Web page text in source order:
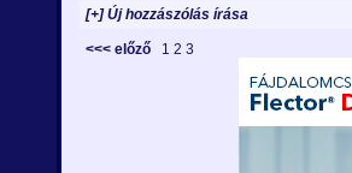
[+] Új hozzászólás írása
<<< előző 1 2 3